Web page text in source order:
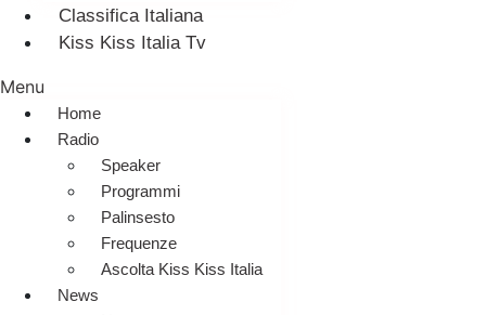
Classifica Italiana
Kiss Kiss Italia Tv
Menu
Home
Radio
Speaker
Programmi
Palinsesto
Frequenze
Ascolta Kiss Kiss Italia
News